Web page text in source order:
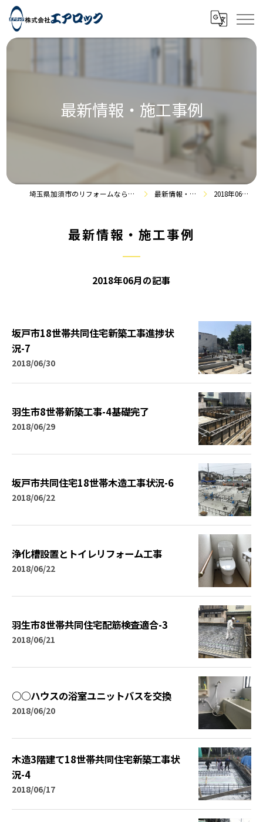
最新情報・施工事例
埼玉県加須市のリフォームなら株式会社エアロック 最新情報・施工事例 2018年06月の記事
最新情報・施工事例
2018年06月の記事
坂戸市18世帯共同住宅新築工事進捗状
況-7
2018/06/30
羽生市8世帯新築工事-4基礎完了
2018/06/29
坂戸市共同住宅18世帯木造工事状況-6
2018/06/22
浄化槽設置とトイレリフォーム工事
2018/06/22
羽生市8世帯共同住宅配筋検査適合-3
2018/06/21
○○ハウスの浴室ユニットバスを交換
2018/06/20
木造3階建て18世帯共同住宅新築工事状
況-4
2018/06/17